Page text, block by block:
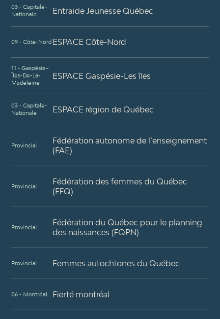
03 - Capitale-
Nationale
Entraide Jeunesse Québec
09 - Côte-Nord ESPACE Côte-Nord
11 - Gaspésie–
Îles-De-La-
Madeleine
ESPACE Gaspésie-Les îles
03 - Capitale-
Nationale
ESPACE région de Québec
Provincial
Fédération autonome de l’enseignement
(FAE)
Provincial
Fédération des femmes du Québec
(FFQ)
Provincial
Fédération du Québec pour le planning
des naissances (FQPN)
Provincial Femmes autochtones du Québec
06 - Montréal Fierté montréal